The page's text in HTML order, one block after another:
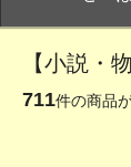
【小説・
711件の商品